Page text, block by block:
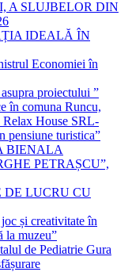
A SLUJBELOR DIN
IDEALĂ ÎN
Economiei în
proiectului ”
în comuna Runcu,
Relax House SRL-
pensiune turistica”
BIENALA
PETRAȘCU”,
DE LUCRU CU
și creativitate în
la muzeu”
de Pediatrie Gura